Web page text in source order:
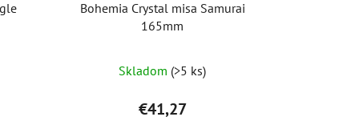
Bohemia Crystal misa Samurai
165mm
Skladom (>5 ks)
€41,27